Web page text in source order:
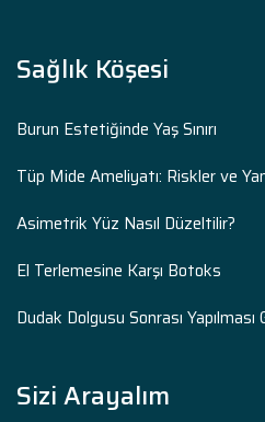
Sağlık Köşesi
Burun Estetiğinde Yaş Sınırı
Tüp Mide Ameliyatı: Riskler ve
Asimetrik Yüz Nasıl Düzeltilir?
El Terlemesine Karşı Botoks
Dudak Dolgusu Sonrası Yapılması
Sizi Arayalım